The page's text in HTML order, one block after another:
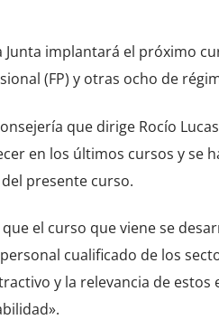
Junta implantará el próximo
(FP) y otras ocho de
que dirige Rocío
en los últimos cursos y se
del presente curso.
el curso que viene se
cualificado de los
y la relevancia de estos